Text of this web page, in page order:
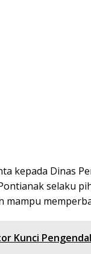
kepada Dinas
selaku
Kunci